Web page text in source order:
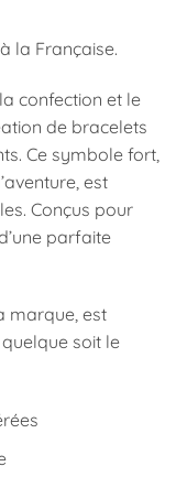
la Française.
confection et le
de bracelets
Ce symbole fort,
est
Conçus pour
parfaite
marque, est
soit le